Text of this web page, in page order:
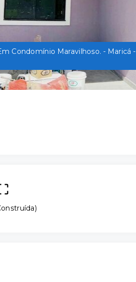
Condomínio Maravilhoso. - Maricá -
)